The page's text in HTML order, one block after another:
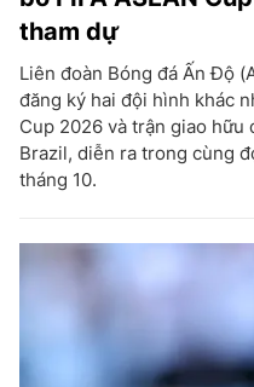
tham dự
Liên đoàn Bóng đá Ấn Độ
đăng ký hai đội hình khác
Cup 2026 và trận giao
Brazil, diễn ra trong cùng
tháng 10.